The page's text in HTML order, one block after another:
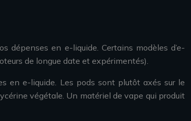
dépenses en e-liquide. Certains modèles d’e-
de longue date et expérimentés).
en e-liquide. Les pods sont plutôt axés sur le
végétale. Un matériel de vape qui produit